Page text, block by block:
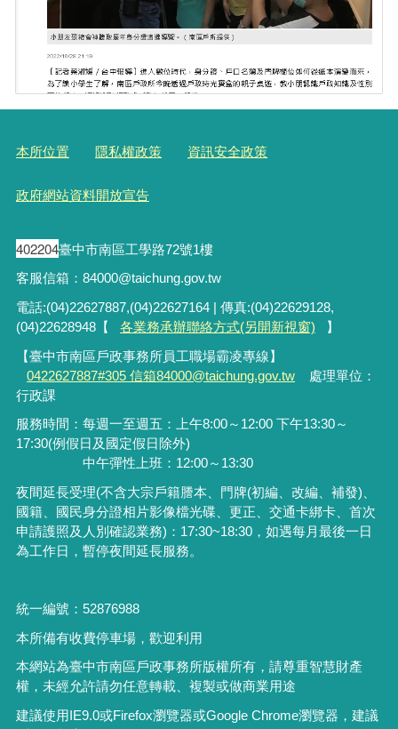
本所位置 隱私權政策 資訊安全政策
政府網站資料開放宣告
402204臺中市南區工學路72號1樓
客服信箱：84000@taichung.gov.tw
電話:(04)22627887,(04)22627164 | 傳真:(04)22629128,
(04)22628948【
各業務承辦聯絡方式(另開新視窗)
】
【臺中市南區戶政事務所員工職場霸凌專線】
0422627887#305 信箱84000@taichung.gov.tw
處理單位：
行政課
服務時間：每週一至週五：上午8:00～12:00 下午13:30～
17:30(例假日及國定假日除外)
中午彈性上班：12:00～13:30
夜間延長受理(不含大宗戶籍謄本、門牌(初編、改編、補發)
國籍、國民身分證相片影像檔光碟、更正、交通卡綁卡、首次
申請護照及人別確認業務) ： 17:30~18:30，如遇每月最後一日
為工作日，暫停夜間延長服務。
統一編號：52876988
本所備有收費停車場，歡迎利用
本網站為臺中市南區戶政事務所版權所有，請尊重智慧財產
權，未經允許請勿任意轉載、複製或做商業用途
建議使用IE9.0或Firefox瀏覽器或Google Chrome瀏覽器，建議